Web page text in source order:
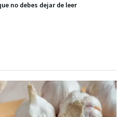
no debes dejar de leer